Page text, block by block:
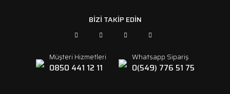
BİZİ TAKİP EDİN
Müşteri Hizmetleri
0850 441 12 11
Whatsapp Sipariş
0(549) 776 51 75